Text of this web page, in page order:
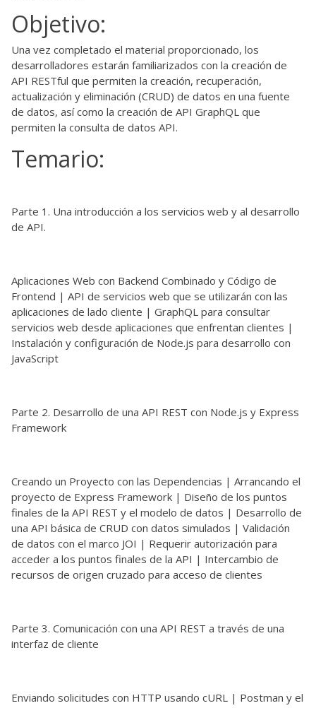
Objetivo:
Una vez completado el material proporcionado, los
desarrolladores estarán familiarizados con la creación de
API RESTful que permiten la creación, recuperación,
actualización y eliminación (CRUD) de datos en una fuente
de datos, así como la creación de API GraphQL que
permiten la consulta de datos API.
Temario:
Parte 1. Una introducción a los servicios web y al desarrollo
de API.
Aplicaciones Web con Backend Combinado y Código de
Frontend | API de servicios web que se utilizarán con las
aplicaciones de lado cliente | GraphQL para consultar
servicios web desde aplicaciones que enfrentan clientes |
Instalación y configuración de Node.js para desarrollo con
JavaScript
Parte 2. Desarrollo de una API REST con Node.js y Express
Framework
Creando un Proyecto con las Dependencias | Arrancando el
proyecto de Express Framework | Diseño de los puntos
finales de la API REST y el modelo de datos | Desarrollo de
una API básica de CRUD con datos simulados | Validación
de datos con el marco JOI | Requerir autorización para
acceder a los puntos finales de la API | Intercambio de
recursos de origen cruzado para acceso de clientes
Parte 3. Comunicación con una API REST a través de una
interfaz de cliente
Enviando solicitudes con HTTP usando cURL | Postman y el